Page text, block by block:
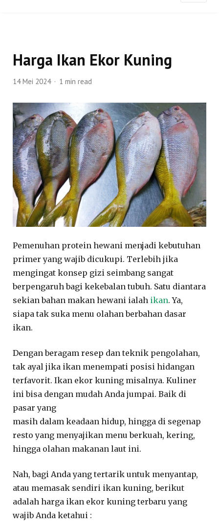
Harga Ikan Ekor Kuning
14 Mei 2024 1 min read
Pemenuhan protein hewani menjadi kebutuhan
primer yang wajib dicukupi. Terlebih jika
mengingat konsep gizi seimbang sangat
berpengaruh bagi kekebalan tubuh. Satu diantara
sekian bahan makan hewani ialah ikan. Ya,
siapa tak suka menu olahan berbahan dasar
ikan.
Dengan beragam resep dan teknik pengolahan,
tak ayal jika ikan menempati posisi hidangan
terfavorit. Ikan ekor kuning misalnya. Kuliner
ini bisa dengan mudah Anda jumpai. Baik di
pasar yang
masih dalam keadaan hidup, hingga di segenap
resto yang menyajikan menu berkuah, kering,
hingga olahan makanan laut ini.
Nah, bagi Anda yang tertarik untuk menyantap,
atau memasak sendiri ikan kuning, berikut
adalah harga ikan ekor kuning terbaru yang
wajib Anda ketahui :